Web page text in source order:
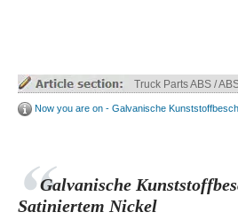
Truck Parts ABS /
Now you are on - Galvanische
Galvanische
Satiniertem Nickel